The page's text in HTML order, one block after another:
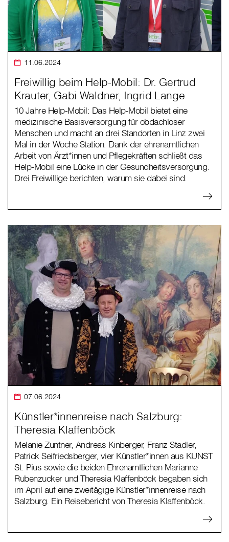
11.06.2024
Freiwillig beim Help-Mobil: Dr. Gertrud
Krauter, Gabi Waldner, Ingrid Lange
10 Jahre Help-Mobil: Das Help-Mobil bietet eine
medizinische Basisversorgung für obdachloser
Menschen und macht an drei Standorten in Linz zwei
Mal in der Woche Station. Dank der ehrenamtlichen
Arbeit von Ärzt*innen und Pflegekräften schließt das
Help-Mobil eine Lücke in der Gesundheitsversorgung.
Drei Freiwillige berichten, warum sie dabei sind.
07.06.2024
Künstler*innenreise nach Salzburg:
Theresia Klaffenböck
Melanie Zuntner, Andreas Kinberger, Franz Stadler,
Patrick Seifriedsberger, vier Künstler*innen aus KUNST
St. Pius sowie die beiden Ehrenamtlichen Marianne
Rubenzucker und Theresia Klaffenböck begaben sich
im April auf eine zweitägige Künstler*innenreise nach
Salzburg. Ein Reisebericht von Theresia Klaffenböck.